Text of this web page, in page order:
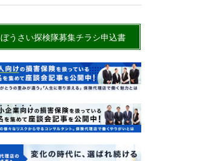
ぼうさい探検隊募集チラシ申込書